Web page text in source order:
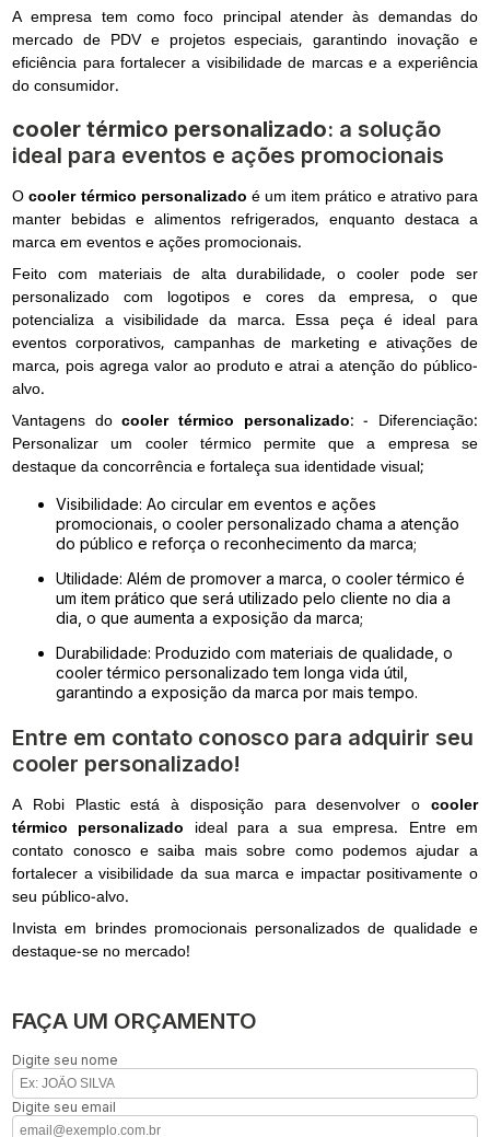
A empresa tem como foco principal atender às demandas do
mercado de PDV e projetos especiais, garantindo inovação e
eficiência para fortalecer a visibilidade de marcas e a experiência
do consumidor.
cooler térmico personalizado: a solução
ideal para eventos e ações promocionais
Ocooler térmico personalizado é um item prático e atrativo para
manter bebidas e alimentos refrigerados, enquanto destaca a
marca em eventos e ações promocionais.
Feito com materiais de alta durabilidade, o cooler pode ser
personalizado com logotipos e cores da empresa, o que
potencializa a visibilidade da marca. Essa peça é ideal para
eventos corporativos, campanhas de marketing e ativações de
marca, pois agrega valor ao produto e atrai a atenção do público-
alvo.
Vantagens docooler térmico personalizado: - Diferenciação:
Personalizar um cooler térmico permite que a empresa se
destaque da concorrência e fortaleça sua identidade visual;
Visibilidade: Ao circular em eventos e ações
promocionais, o cooler personalizado chama a atenção
do público e reforça o reconhecimento da marca;
Utilidade: Além de promover a marca, o cooler térmico é
um item prático que será utilizado pelo cliente no dia a
dia, o que aumenta a exposição da marca;
Durabilidade: Produzido com materiais de qualidade, o
cooler térmico personalizado tem longa vida útil,
garantindo a exposição da marca por mais tempo.
Entre em contato conosco para adquirir seu
cooler personalizado!
A Robi Plastic está à disposição para desenvolver o cooler
térmico personalizado ideal para a sua empresa. Entre em
contato conosco e saiba mais sobre como podemos ajudar a
fortalecer a visibilidade da sua marca e impactar positivamente o
seu público-alvo.
Invista em brindes promocionais personalizados de qualidade e
destaque-se no mercado!
FAÇA UM ORÇAMENTO
Digite seu nome
Digite seu email